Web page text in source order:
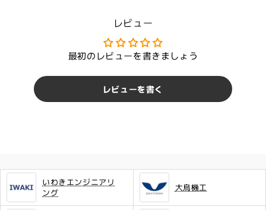
レビュー
最初のレビューを書きましょう
レビューを書く
いわきエンジニアリ
ング
大鳥機工